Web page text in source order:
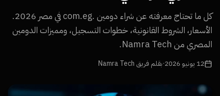
كل ما تحتاج معرفته عن شراء دومين .com.eg في مصر 2026.
الأسعار، الشروط القانونية، خطوات التسجيل، ومميزات الدومين
المصري من Namra Tech.
12 يونيو 2026 ·بقلم فريق Namra Tech